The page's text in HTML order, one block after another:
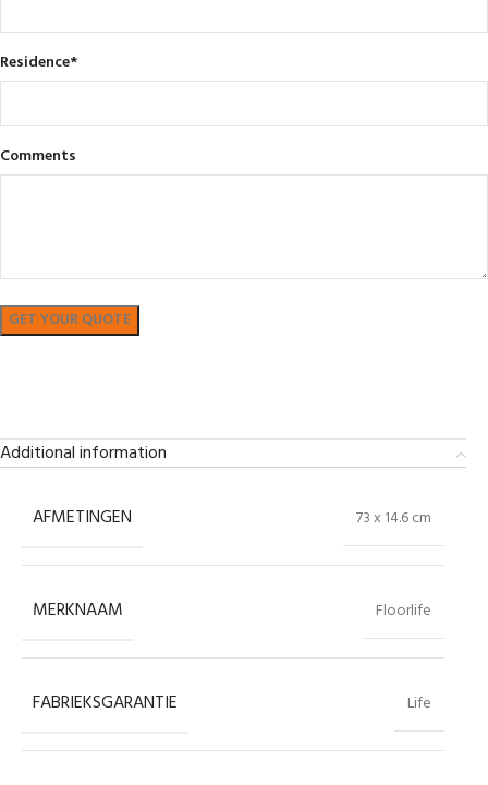
Residence*
Comments
Additional information
AFMETINGEN 73 x 14.6 cm
MERKNAAM Floorlife
FABRIEKSGARANTIE Life